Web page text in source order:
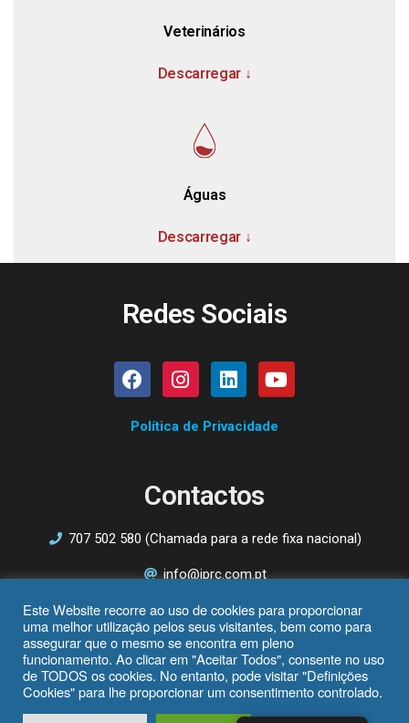
Veterinários
Descarregar ↓
Águas
Descarregar ↓
Redes Sociais
Política de Privacidade
Contactos
707 502 580 (Chamada para a rede fixa nacional)
info@iprc.com.pt
Av. 25 de Abril nº27, 2º Esq.
3830-044 Ílhavo
Este Website recorre ao uso de cookies para proporcionar
uma melhor utilização pelos seus visitantes, bem como para
assegurar que o mesmo se encontra em pleno
funcionamento. Ao clicar em "Aceitar Todos", consente no uso
de TODOS os cookies. No entanto, pode visitar "Definições
Cookies" para lhe proporcionar um consentimento controlado.